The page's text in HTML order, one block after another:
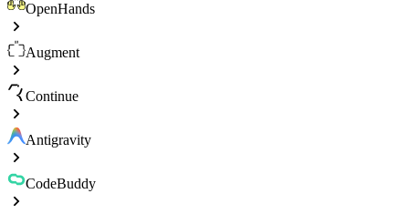
OpenHands
Augment
Continue
Antigravity
CodeBuddy